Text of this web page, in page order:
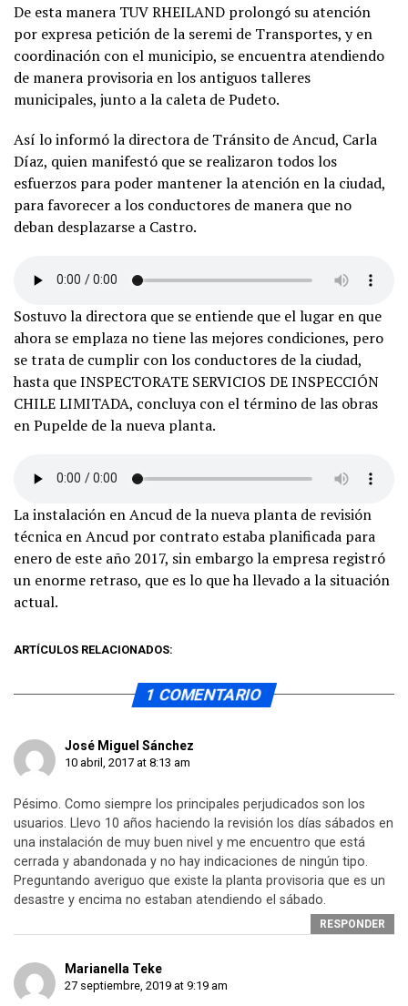
De esta manera TUV RHEILAND prolongó su atención
por expresa petición de la seremi de Transportes, y en
coordinación con el municipio, se encuentra atendiendo
de manera provisoria en los antiguos talleres
municipales, junto a la caleta de Pudeto.
Así lo informó la directora de Tránsito de Ancud, Carla
Díaz, quien manifestó que se realizaron todos los
esfuerzos para poder mantener la atención en la ciudad,
para favorecer a los conductores de manera que no
deban desplazarse a Castro.
Sostuvo la directora que se entiende que el lugar en que
ahora se emplaza no tiene las mejores condiciones, pero
se trata de cumplir con los conductores de la ciudad,
hasta que INSPECTORATE SERVICIOS DE INSPECCIÓN
CHILE LIMITADA, concluya con el término de las obras
en Pupelde de la nueva planta.
La instalación en Ancud de la nueva planta de revisión
técnica en Ancud por contrato estaba planificada para
enero de este año 2017, sin embargo la empresa registró
un enorme retraso, que es lo que ha llevado a la situación
actual.
ARTÍCULOS RELACIONADOS:
1 COMENTARIO
José Miguel Sánchez
10 abril, 2017 at 8:13 am
Pésimo. Como siempre los principales perjudicados son los
usuarios. Llevo 10 años haciendo la revisión los días sábados en
una instalación de muy buen nivel y me encuentro que está
cerrada y abandonada y no hay indicaciones de ningún tipo.
Preguntando averiguo que existe la planta provisoria que es un
desastre y encima no estaban atendiendo el sábado.
RESPONDER
Marianella Teke
27 septiembre, 2019 at 9:19 am